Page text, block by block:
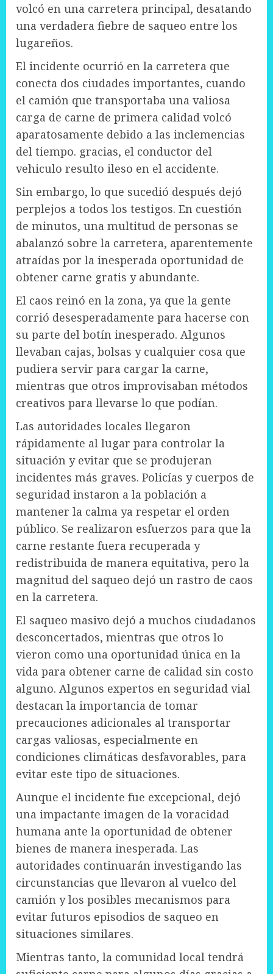
volcó en una carretera principal, desatando
una verdadera fiebre de saqueo entre los
lugareños.
El incidente ocurrió en la carretera que
conecta dos ciudades importantes, cuando
el camión que transportaba una valiosa
carga de carne de primera calidad volcó
aparatosamente debido a las inclemencias
del tiempo. gracias, el conductor del
vehiculo resulto ileso en el accidente.
Sin embargo, lo que sucedió después dejó
perplejos a todos los testigos. En cuestión
de minutos, una multitud de personas se
abalanzó sobre la carretera, aparentemente
atraídas por la inesperada oportunidad de
obtener carne gratis y abundante.
El caos reinó en la zona, ya que la gente
corrió desesperadamente para hacerse con
su parte del botín inesperado. Algunos
llevaban cajas, bolsas y cualquier cosa que
pudiera servir para cargar la carne,
mientras que otros improvisaban métodos
creativos para llevarse lo que podían.
Las autoridades locales llegaron
rápidamente al lugar para controlar la
situación y evitar que se produjeran
incidentes más graves. Policías y cuerpos de
seguridad instaron a la población a
mantener la calma ya respetar el orden
público. Se realizaron esfuerzos para que la
carne restante fuera recuperada y
redistribuida de manera equitativa, pero la
magnitud del saqueo dejó un rastro de caos
en la carretera.
El saqueo masivo dejó a muchos ciudadanos
desconcertados, mientras que otros lo
vieron como una oportunidad única en la
vida para obtener carne de calidad sin costo
alguno. Algunos expertos en seguridad vial
destacan la importancia de tomar
precauciones adicionales al transportar
cargas valiosas, especialmente en
condiciones climáticas desfavorables, para
evitar este tipo de situaciones.
Aunque el incidente fue excepcional, dejó
una impactante imagen de la voracidad
humana ante la oportunidad de obtener
bienes de manera inesperada. Las
autoridades continuarán investigando las
circunstancias que llevaron al vuelco del
camión y los posibles mecanismos para
evitar futuros episodios de saqueo en
situaciones similares.
Mientras tanto, la comunidad local tendrá